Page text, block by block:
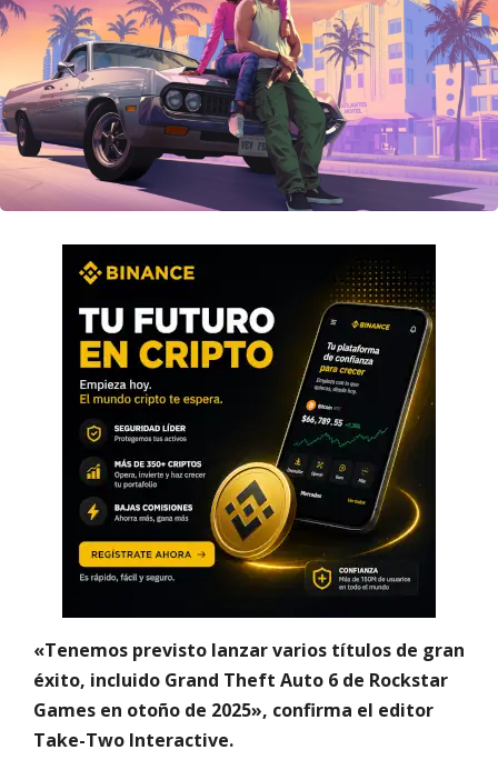
«Tenemos previsto lanzar varios títulos de gran
éxito, incluido Grand Theft Auto 6 de Rockstar
Games en otoño de 2025», confirma el editor
Take-Two Interactive.